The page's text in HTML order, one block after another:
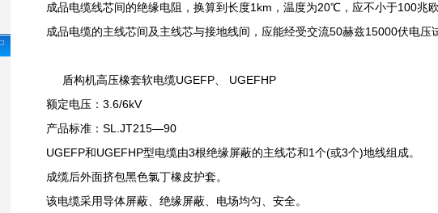
成品电缆线芯间的绝缘电阻，换算到长度1km，温度为20℃，应不小于100兆
成品电缆的主线芯间及主线芯与接地线间，应能经受交流50赫兹15000伏电压
盾构机高压橡套软电缆UGEFP、 UGEFHP
额定电压：3.6/6kV
产品标准：SL.JT215—90
UGEFP和UGEFHP型电缆由3根绝缘屏蔽的主线芯和1个(或3个)地线组成。
成缆后外面挤包黑色氯丁橡皮护套。
该电缆采用导体屏蔽、绝缘屏蔽、电场均匀、安全。